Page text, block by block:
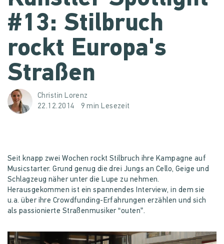
#13: Stilbruch
rockt Europa's
Straßen
Christin Lorenz
22.12.2014
9 min Lesezeit
Seit knapp zwei Wochen rockt Stilbruch ihre Kampagne auf
Musicstarter. Grund genug die drei Jungs an Cello, Geige und
Schlagzeug näher unter die Lupe zu nehmen.
Herausgekommen ist ein spannendes Interview, in dem sie
u.a. über ihre Crowdfunding-Erfahrungen erzählen und sich
als passionierte Straßenmusiker “outen”.